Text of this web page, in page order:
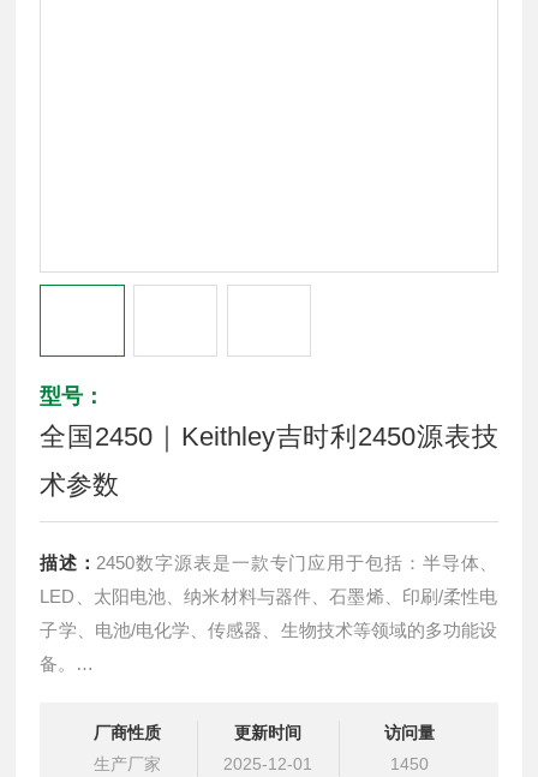
型号：
全国2450｜Keithley吉时利2450源表技
术参数
描述： 2450数字源表是一款专门应用于包括：半导体、
LED、太阳电池、纳米材料与器件、石墨烯、印刷/柔性电
子学、电池/电化学、传感器、生物技术等领域的多功能设
备。
2450SMU 仪器提供四象限精密电压和电流源/负载，外加
触摸屏用户界面上的测量。 这些仪器可同时提供 10 nA -
厂商性质
生产厂家
更新时间
2025-12-01
访问量
1450